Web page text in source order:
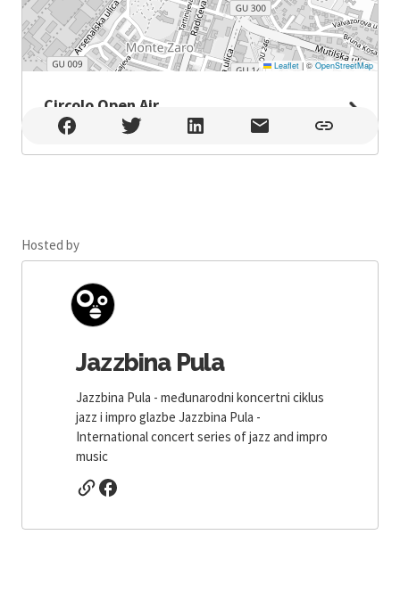
Leaflet |© OpenStreetMap
Circolo Open Air
Circolo Open Air , Pula
Hosted by
Jazzbina Pula
Jazzbina Pula - međunarodni koncertni ciklus
jazz i impro glazbe Jazzbina Pula -
International concert series of jazz and impro
music